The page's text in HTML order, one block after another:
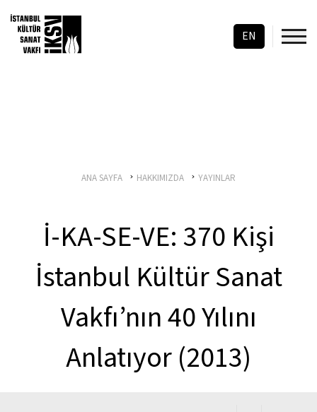
EN
ANA SAYFA HAKKIMIZDA YAYINLAR
İ-KA-SE-VE: 370 Kişi
İstanbul Kültür Sanat
Vakfı’nın 40 Yılını
Anlatıyor (2013)